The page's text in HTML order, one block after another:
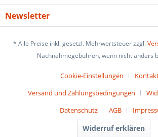
Newsletter
* Alle Preise inkl. gesetzl. Mehrwertsteuer zzgl.
Nachnahmegebühren, wenn nicht anders
Cookie-Einstellungen
Versand und Zahlungsbedingungen
Datenschutz
AGB
Widerruf erklären